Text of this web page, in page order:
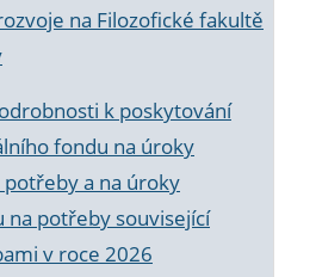
na Filozofické fakultě
k poskytování
fondu na úroky
a na úroky
na potřeby související
v roce 2026